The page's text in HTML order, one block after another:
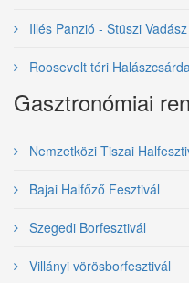
Illés Panzió - Stüszi
Roosevelt téri Halászcsárda
Gasztronómiai
Nemzetközi Tiszai
Bajai Halfőző Fesztivál
Szegedi Borfesztivál
Villányi vörösborfesztivál